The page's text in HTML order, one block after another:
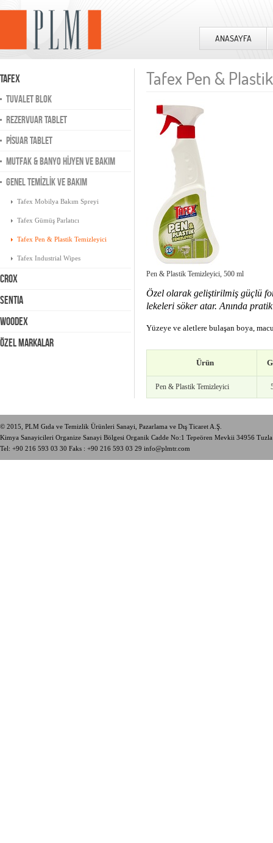
ANASAYFA
Tafex
TUVALET BLOK
REZERVUAR TABLET
PİSUAR TABLET
MUTFAK & BANYO HİJYEN VE BAKIM
GENEL TEMİZLİK VE BAKIM
Tafex Mobilya Bakım Spreyi
Tafex Gümüş Parlatıcı
Tafex Pen & Plastik Temizleyici
Tafex Industrial Wipes
Crox
Sentia
Woodex
ÖZEL MARKALAR
Tafex Pen &
Pen & Plastik Temizleyici, 500 ml
Özel olarak geliştirilmiş güçlü
lekeleri söker atar. Anında
Yüzeye ve aletlere bulaşan boya,
Ürün
Pen & Plastik Temizleyici
© 2015, PLM Gıda ve Temizlik Ürünleri Sanayi, Pazarlama ve Dış Ticaret A.Ş.
Kimya Sanayicileri Organize Sanayi Bölgesi Organik Cadde No:1 Tepeören Mevkii 34956
Tel: +90 216 593 03 30 Faks : +90 216 593 03 29 info@plmtr.com